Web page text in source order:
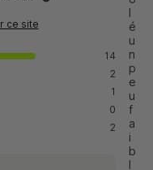
ce site
14
2
1
0
2
l
é
u
n
p
e
u
f
a
i
b
l